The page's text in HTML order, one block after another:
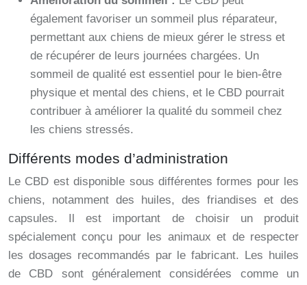
également favoriser un sommeil plus réparateur,
permettant aux chiens de mieux gérer le stress et
de récupérer de leurs journées chargées. Un
sommeil de qualité est essentiel pour le bien-être
physique et mental des chiens, et le CBD pourrait
contribuer à améliorer la qualité du sommeil chez
les chiens stressés.
Différents modes d’administration
Le CBD est disponible sous différentes formes pour les
chiens, notamment des huiles, des friandises et des
capsules. Il est important de choisir un produit
spécialement conçu pour les animaux et de respecter
les dosages recommandés par le fabricant. Les huiles
de CBD sont généralement considérées comme un